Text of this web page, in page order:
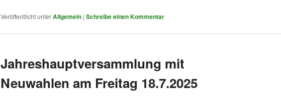
Veröffentlicht unterAllgemein | Schreibe einen Kommentar
Jahreshauptversammlung mit
Neuwahlen am Freitag 18.7.2025